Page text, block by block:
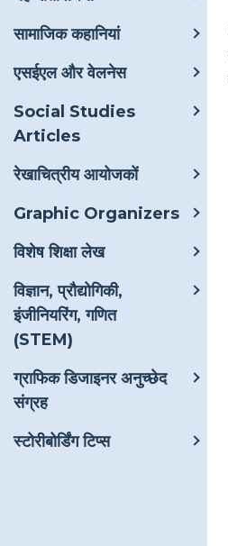
सामाजिक कहानियां
एसईएल और वेलनेस
Social Studies
Articles
रेखाचित्रीय आयोजकों
Graphic Organizers
विशेष शिक्षा लेख
विज्ञान, प्रौद्योगिकी,
इंजीनियरिंग, गणित
(STEM)
ग्राफिक डिजाइनर अनुच्छेद
संग्रह
स्टोरीबोर्डिंग टिप्स